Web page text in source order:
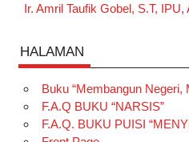
Ir. Amril Taufik Gobel, S.T, IPU,
HALAMAN
Buku “Membangun
F.A.Q BUKU “NARSIS”
F.A.Q. BUKU PUISI